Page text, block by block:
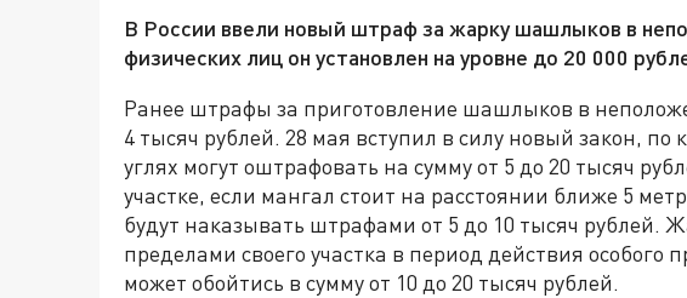
В России ввели новый штраф за жарку шашлыков в
физических лиц он установлен на уровне до 20 000
Ранее штрафы за приготовление шашлыков в
4 тысяч рублей. 28 мая вступил в силу новый закон, по
углях могут оштрафовать на сумму от 5 до 20 тысяч
участке, если мангал стоит на расстоянии ближе 5
будут наказывать штрафами от 5 до 10 тысяч рублей.
пределами своего участка в период действия особого
может обойтись в сумму от 10 до 20 тысяч рублей.